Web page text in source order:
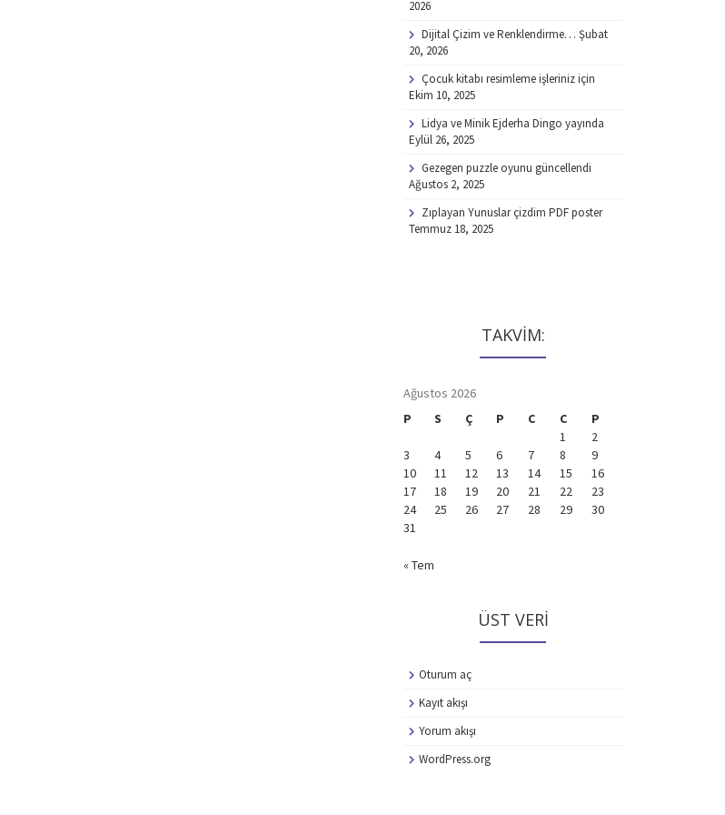
2026
Dijital Çizim ve Renklendirme… Şubat
20, 2026
Çocuk kitabı resimleme işleriniz için
Ekim 10, 2025
Lidya ve Minik Ejderha Dingo yayında
Eylül 26, 2025
Gezegen puzzle oyunu güncellendi
Ağustos 2, 2025
Zıplayan Yunuslar çizdim PDF poster
Temmuz 18, 2025
TAKVİM:
Ağustos 2026
P
S Ç P C C
P
1
2
3
4 5 6 7 8
9
10
11 12 13 14 15
16
17
18 19 20 21 22
23
24
25 26 27 28 29
30
31
« Tem
ÜST VERI
Oturum aç
Kayıt akışı
Yorum akışı
WordPress.org